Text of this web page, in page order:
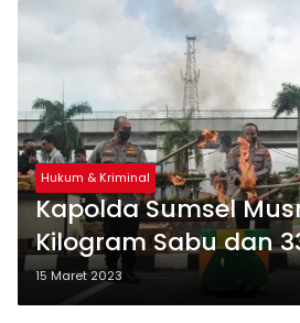
Hukum & Kriminal
Kapolda Sumsel
Kilogram Sabu dan
Ganja
15 Maret 2023